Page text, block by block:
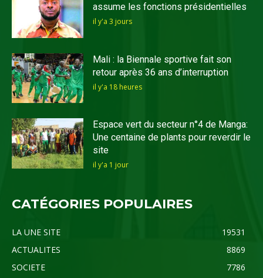
assume les fonctions présidentielles
il y'a 3 jours
Mali : la Biennale sportive fait son
retour après 36 ans d’interruption
il y'a 18 heures
Espace vert du secteur n°4 de Manga:
Une centaine de plants pour reverdir le
site
il y'a 1 jour
CATÉGORIES POPULAIRES
LA UNE SITE
19531
ACTUALITES
8869
SOCIETE
7786